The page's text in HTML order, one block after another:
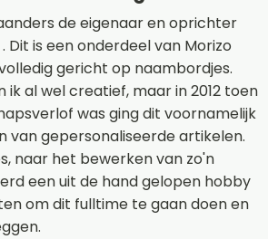
de eigenaar en oprichter
Dit is een onderdeel van Morizo
gericht op naambordjes.
ik al wel creatief, maar in 2012 toen
was ging dit voornamelijk
van gepersonaliseerde artikelen.
naar het bewerken van zo'n
een uit de hand gelopen hobby
om dit fulltime te gaan doen en